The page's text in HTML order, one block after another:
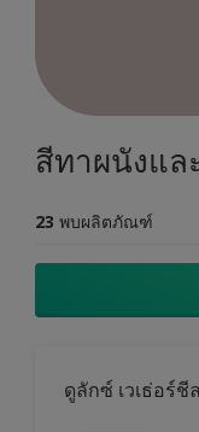
สีทาผนังแล
23 พบผลิตภัณฑ์
ดูลักซ์ เวเธ่อร์